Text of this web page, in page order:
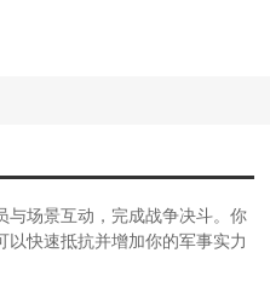
与场景互动，完成战争决斗。你
快速抵抗并增加你的军事实力